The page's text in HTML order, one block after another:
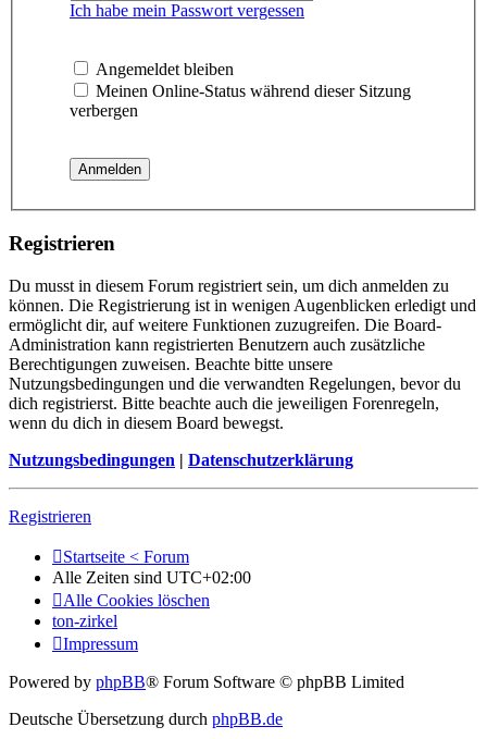
Ich habe mein Passwort vergessen
Angemeldet bleiben
Meinen Online-Status während dieser Sitzung
verbergen
Registrieren
Du musst in diesem Forum registriert sein, um dich anmelden zu
können. Die Registrierung ist in wenigen Augenblicken erledigt und
ermöglicht dir, auf weitere Funktionen zuzugreifen. Die Board-
Administration kann registrierten Benutzern auch zusätzliche
Berechtigungen zuweisen. Beachte bitte unsere
Nutzungsbedingungen und die verwandten Regelungen, bevor du
dich registrierst. Bitte beachte auch die jeweiligen Forenregeln,
wenn du dich in diesem Board bewegst.
Nutzungsbedingungen | Datenschutzerklärung
Registrieren
Startseite < Forum
Alle Zeiten sind UTC+02:00
Alle Cookies löschen
ton-zirkel
Impressum
Powered by phpBB® Forum Software © phpBB Limited
Deutsche Übersetzung durch phpBB.de